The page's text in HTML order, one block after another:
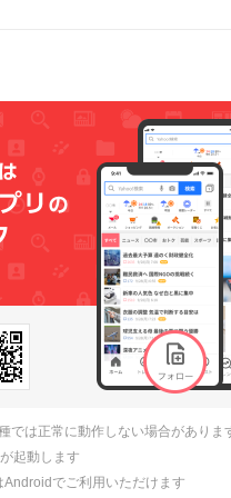
では正常に動作しない場合がありま
起動します
でご利用いただけます